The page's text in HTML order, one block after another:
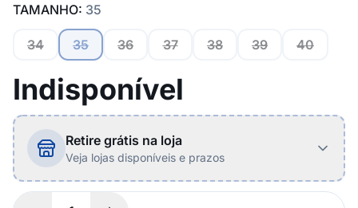
TAMANHO: 35
34 35 36 37 38 39 40
Indisponível
Retire grátis na loja
Veja lojas disponíveis e prazos